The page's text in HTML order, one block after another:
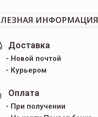
ИНФОРМАЦИЯ
Доставка
- Новой почтой
- Курьером
Оплата
- При получении